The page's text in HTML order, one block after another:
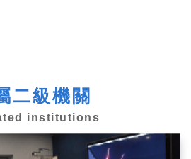
二級機關
institutions